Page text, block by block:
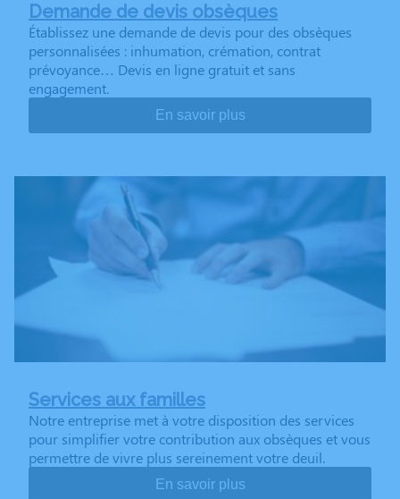
Demande de devis obsèques
Établissez une demande de devis pour des obsèques
personnalisées : inhumation, crémation, contrat
prévoyance… Devis en ligne gratuit et sans
engagement.
En savoir plus
Services aux familles
Notre entreprise met à votre disposition des services
pour simplifier votre contribution aux obsèques et vous
permettre de vivre plus sereinement votre deuil.
En savoir plus